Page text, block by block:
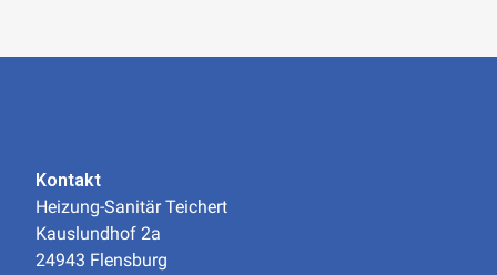
Kontakt
Heizung-Sanitär Teichert
Kauslundhof 2a
24943 Flensburg